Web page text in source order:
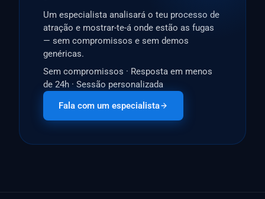
Um especialista analisará o teu processo de
atração e mostrar-te-á onde estão as fugas
— sem compromissos e sem demos
genéricas.
Sem compromissos · Resposta em menos
de 24h · Sessão personalizada
Fala com um especialista